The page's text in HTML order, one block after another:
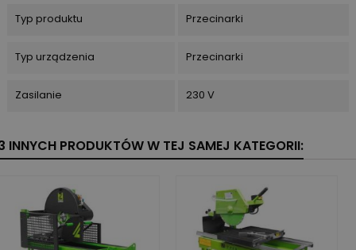
Typ produktu Przecinarki
Typ urządzenia Przecinarki
Zasilanie 230 V
INNYCH PRODUKTÓW W TEJ SAMEJ KATEGORII: